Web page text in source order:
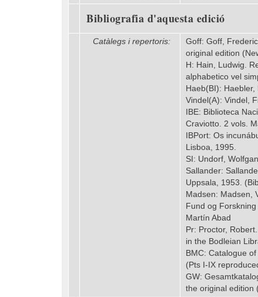
Bibliografia d'aquesta edició
Catàlegs i repertoris:
Goff: Goff,
original edition
H: Hain, Ludwig.
alphabetico vel
Haeb(BI):
Vindel(A): Vindel,
IBE: Biblioteca
Craviotto. 2 vols.
IBPort: Os
Lisboa, 1995.
SI: Undorf,
Sallander:
Uppsala, 1953.
Madsen: Madsen,
Fund og
Martín Abad
Pr: Proctor,
in the Bodleian
BMC: Catalogue
(Pts I-IX
GW:
the original edition